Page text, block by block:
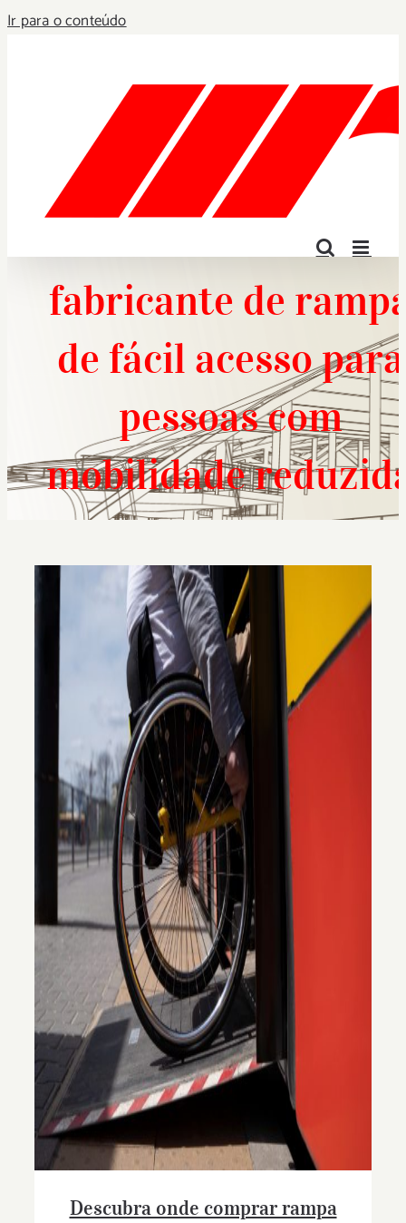
Ir para o conteúdo
fabricante de
de fácil acesso para
pessoas com
mobilidade
Descubra onde comprar rampa de ferro
para acessibilidade
Descubra onde comprar rampa